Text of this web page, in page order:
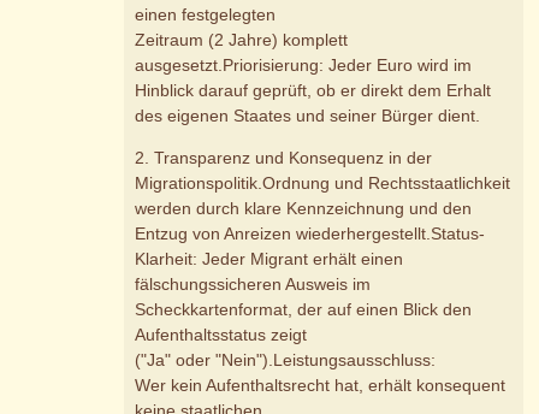
einen festgelegten
Zeitraum (2 Jahre) komplett
ausgesetzt.Priorisierung: Jeder Euro wird im
Hinblick darauf geprüft, ob er direkt dem Erhalt
des eigenen Staates und seiner Bürger dient.
2. Transparenz und Konsequenz in der
Migrationspolitik.Ordnung und Rechtsstaatlichkeit
werden durch klare Kennzeichnung und den
Entzug von Anreizen wiederhergestellt.Status-
Klarheit: Jeder Migrant erhält einen
fälschungssicheren Ausweis im
Scheckkartenformat, der auf einen Blick den
Aufenthaltsstatus zeigt
("Ja" oder "Nein").Leistungsausschluss:
Wer kein Aufenthaltsrecht hat, erhält konsequent